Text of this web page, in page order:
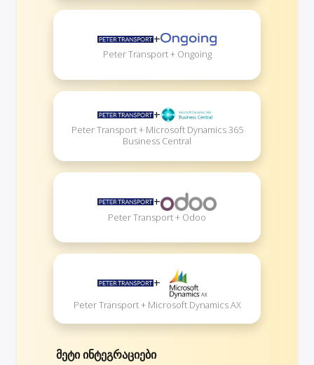
+
Peter Transport + Ongoing
+
Peter Transport + Microsoft Dynamics 365
Business Central
+
Peter Transport + Odoo
+
Peter Transport + Microsoft Dynamics AX
მეტი ინტეგრაციები